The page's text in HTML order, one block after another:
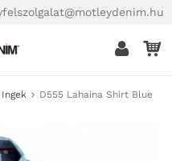
Ingek D555 Lahaina Shirt Blue